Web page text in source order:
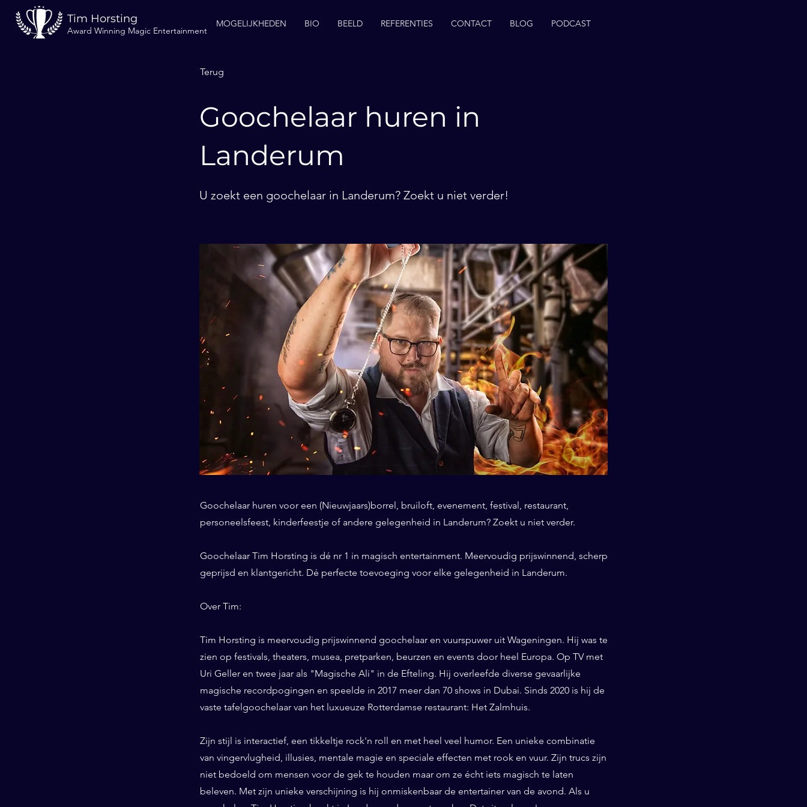
Tim Horsting
Award Winning Magic Entertainment
MOGELIJKHEDEN BIO BEELD REFERENTIES CONTACT BLOG PODCAST
Terug
Goochelaar huren in
Landerum
U zoekt een goochelaar in Landerum? Zoekt u niet verder!
Goochelaar huren voor een (Nieuwjaars)borrel, bruiloft, evenement, festival, restaurant,
personeelsfeest, kinderfeestje of andere gelegenheid in Landerum? Zoekt u niet verder.
Goochelaar Tim Horsting is dé nr 1 in magisch entertainment. Meervoudig prijswinnend, scherp
geprijsd en klantgericht. Dé perfecte toevoeging voor elke gelegenheid in Landerum.
Over Tim:
Tim Horsting is meervoudig prijswinnend goochelaar en vuurspuwer uit Wageningen. Hij was te
zien op festivals, theaters, musea, pretparken, beurzen en events door heel Europa. Op TV met
Uri Geller en twee jaar als "Magische Ali" in de Efteling. Hij overleefde diverse gevaarlijke
magische recordpogingen en speelde in 2017 meer dan 70 shows in Dubai. Sinds 2020 is hij de
vaste tafelgoochelaar van het luxueuze Rotterdamse restaurant: Het Zalmhuis.
Zijn stijl is interactief, een tikkeltje rock'n roll en met heel veel humor. Een unieke combinatie
van vingervlugheid, illusies, mentale magie en speciale effecten met rook en vuur. Zijn trucs zijn
niet bedoeld om mensen voor de gek te houden maar om ze écht iets magisch te laten
beleven. Met zijn unieke verschijning is hij onmiskenbaar de entertainer van de avond. Als u